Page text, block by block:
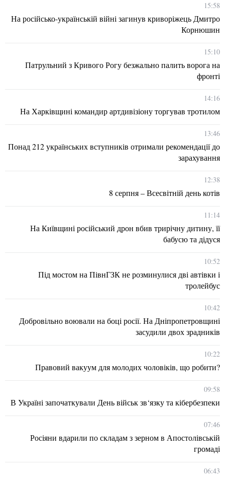
15:58
На російсько-українській війні загинув криворіжець Дмитро
Корнюшин
15:10
Патрульний з Кривого Рогу безжально палить ворога на
фронті
14:16
На Харківщині командир артдивізіону торгував тротилом
13:46
Понад 212 українських вступників отримали рекомендації до
зарахування
12:38
8 серпня – Всесвітній день котів
11:14
На Київщині російський дрон вбив трирічну дитину, її
бабусю та дідуся
10:52
Під мостом на ПівнГЗК не розминулися дві автівки і
тролейбус
10:42
Добровільно воювали на боці росії. На Дніпропетровщині
засудили двох зрадників
10:22
Правовий вакуум для молодих чоловіків, що робити?
09:58
В Україні започаткували День військ зв‘язку та кібербезпеки
07:46
Росіяни вдарили по складам з зерном в Апостолівській
громаді
06:43